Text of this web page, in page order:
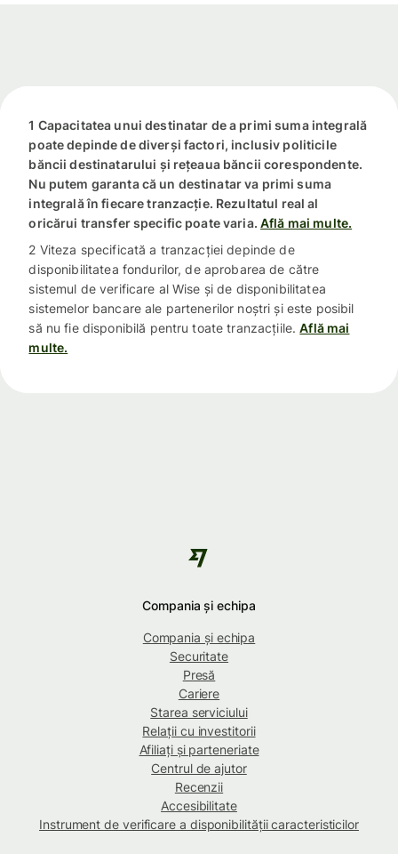
1 Capacitatea unui destinatar de a primi suma integrală
poate depinde de diverși factori, inclusiv politicile
băncii destinatarului și rețeaua băncii corespondente.
Nu putem garanta că un destinatar va primi suma
integrală în fiecare tranzacție. Rezultatul real al
oricărui transfer specific poate varia. Află mai multe.
2 Viteza specificată a tranzacției depinde de
disponibilitatea fondurilor, de aprobarea de către
sistemul de verificare al Wise și de disponibilitatea
sistemelor bancare ale partenerilor noștri și este posibil
să nu fie disponibilă pentru toate tranzacțiile. Află mai
multe.
Compania și echipa
Compania și echipa
Securitate
Presă
Cariere
Starea serviciului
Relații cu investitorii
Afiliați și parteneriate
Centrul de ajutor
Recenzii
Accesibilitate
Instrument de verificare a disponibilității caracteristicilor